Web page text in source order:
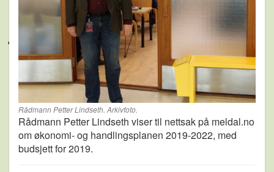
Rådmann Petter Lindseth. Arkivfoto.
Rådmann Petter Lindseth viser til nettsak på meldal.no
om økonomi- og handlingsplanen 2019-2022, med
budsjett for 2019.